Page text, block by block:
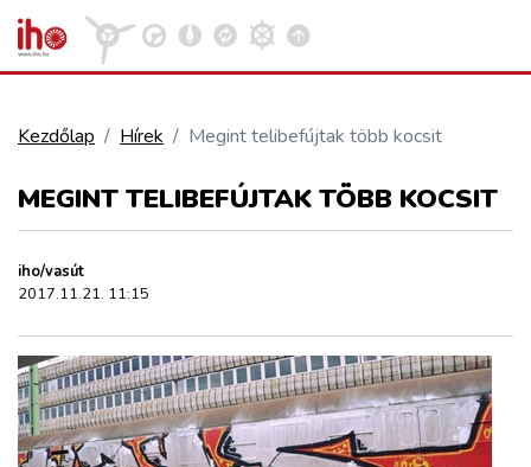
KÖZLEKEDÉSFEJLESZTÉS
Kezdőlap Hírek Megint telibefújtak több kocsit
MEGINT TELIBEFÚJTAK TÖBB KOCSIT
iho/vasút
2017.11.21. 11:15